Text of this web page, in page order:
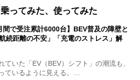
ってみた、使ってみた
間で受注累計6000台】BEV普及の障壁と
続距離の不安」「充電のストレス」解
いた「EV（BEV）シフト」の潮流も、
ているように見える。…